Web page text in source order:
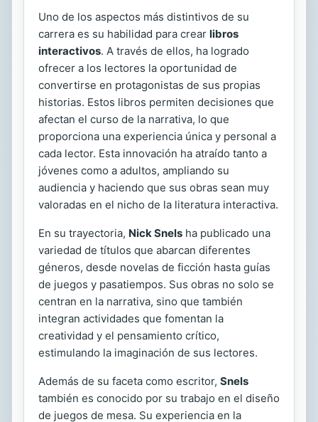
Uno de los aspectos más distintivos de su
carrera es su habilidad para crear libros
interactivos. A través de ellos, ha logrado
ofrecer a los lectores la oportunidad de
convertirse en protagonistas de sus propias
historias. Estos libros permiten decisiones que
afectan el curso de la narrativa, lo que
proporciona una experiencia única y personal a
cada lector. Esta innovación ha atraído tanto a
jóvenes como a adultos, ampliando su
audiencia y haciendo que sus obras sean muy
valoradas en el nicho de la literatura interactiva.
En su trayectoria, Nick Snels ha publicado una
variedad de títulos que abarcan diferentes
géneros, desde novelas de ficción hasta guías
de juegos y pasatiempos. Sus obras no solo se
centran en la narrativa, sino que también
integran actividades que fomentan la
creatividad y el pensamiento crítico,
estimulando la imaginación de sus lectores.
Además de su faceta como escritor, Snels
también es conocido por su trabajo en el diseño
de juegos de mesa. Su experiencia en la